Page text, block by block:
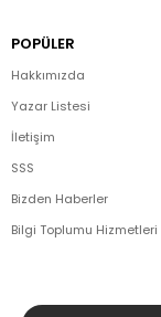
POPÜLER
Hakkımızda
Yazar Listesi
İletişim
SSS
Bizden Haberler
Bilgi Toplumu Hizmetleri